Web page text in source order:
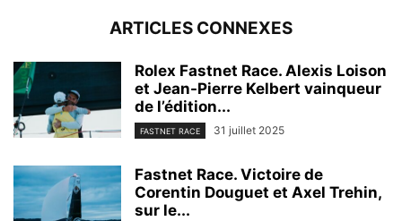
ARTICLES CONNEXES
Rolex Fastnet Race. Alexis Loison
et Jean-Pierre Kelbert vainqueur
de l’édition...
FASTNET RACE 31 juillet 2025
Fastnet Race. Victoire de
Corentin Douguet et Axel Trehin,
sur le...